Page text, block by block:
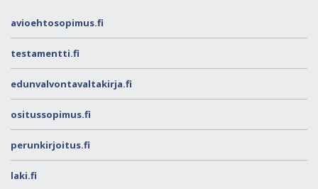
avioehtosopimus.fi
testamentti.fi
edunvalvontavaltakirja.fi
ositussopimus.fi
perunkirjoitus.fi
laki.fi